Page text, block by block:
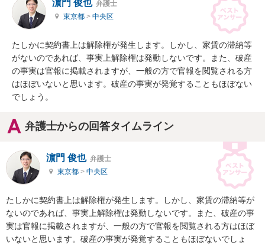
濵門 俊也 弁護士
東京都 > 中央区
たしかに契約書上は解除権が発生します。しかし、家賃の滞納等
がないのであれば、事実上解除権は発動しないです。また、破産
の事実は官報に掲載されますが、一般の方で官報を閲覧される方
はほぼいないと思います。破産の事実が発覚することもほぼない
でしょう。
弁護士からの回答タイムライン
濵門 俊也 弁護士
東京都 > 中央区
たしかに契約書上は解除権が発生します。しかし、家賃の滞納等が
ないのであれば、事実上解除権は発動しないです。また、破産の事
実は官報に掲載されますが、一般の方で官報を閲覧される方はほぼ
いないと思います。破産の事実が発覚することもほぼないでしょ